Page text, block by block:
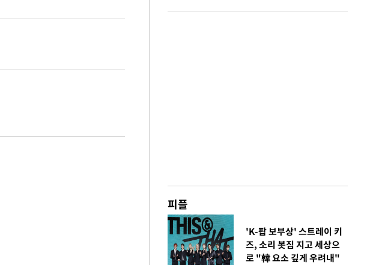
피플
'K-팝 보부상' 스트레이 키
즈, 소리 봇짐 지고 세상으
로 "韓 요소 깊게 우려내"